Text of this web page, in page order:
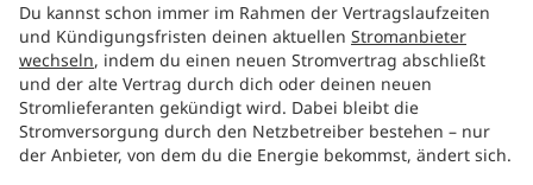
Du kannst schon immer im Rahmen der Vertragslaufzeiten
und Kündigungsfristen deinen aktuellen Stromanbieter
wechseln, indem du einen neuen Stromvertrag abschließt
und der alte Vertrag durch dich oder deinen neuen
Stromlieferanten gekündigt wird. Dabei bleibt die
Stromversorgung durch den Netzbetreiber bestehen – nur
der Anbieter, von dem du die Energie bekommst, ändert sich.